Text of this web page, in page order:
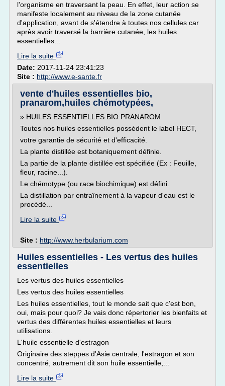
l'organisme en traversant la peau. En effet, leur action se
manifeste localement au niveau de la zone cutanée
d'application, avant de s'étendre à toutes nos cellules car
après avoir traversé la barrière cutanée, les huiles
essentielles...
Lire la suite
Date: 2017-11-24 23:41:23
Site : http://www.e-sante.fr
vente d'huiles essentielles bio,
pranarom,huiles chémotypées,
» HUILES ESSENTIELLES BIO PRANAROM
Toutes nos huiles essentielles possèdent le label HECT,
votre garantie de sécurité et d'efficacité.
La plante distillée est botaniquement définie.
La partie de la plante distillée est spécifiée (Ex : Feuille,
fleur, racine...).
Le chémotype (ou race biochimique) est défini.
La distillation par entraînement à la vapeur d'eau est le
procédé...
Lire la suite
Site : http://www.herbularium.com
Huiles essentielles - Les vertus des huiles
essentielles
Les vertus des huiles essentielles
Les vertus des huiles essentielles
Les huiles essentielles, tout le monde sait que c'est bon,
oui, mais pour quoi? Je vais donc répertorier les bienfaits et
vertus des différentes huiles essentielles et leurs
utilisations.
L'huile essentielle d'estragon
Originaire des steppes d'Asie centrale, l'estragon et son
concentré, autrement dit son huile essentielle,...
Lire la suite